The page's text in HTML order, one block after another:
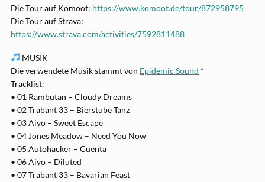
Die Tour auf Komoot: https://www.komoot.de/tour/872958795
Die Tour auf Strava:
https://www.strava.com/activities/7592811488
MUSIK
Die verwendete Musik stammt von Epidemic Sound *
Tracklist:
• 01 Rambutan – Cloudy Dreams
• 02 Trabant 33 – Bierstube Tanz
• 03 Aiyo – Sweet Escape
• 04 Jones Meadow – Need You Now
• 05 Autohacker – Cuenta
• 06 Aiyo – Diluted
• 07 Trabant 33 – Bavarian Feast